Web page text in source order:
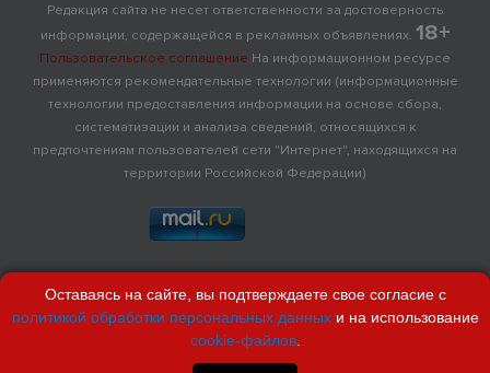
Редакция сайта не несет ответственности за достоверность
информации, содержащейся в рекламных объявлениях. 18+
Пользовательское соглашение На информационном ресурсе
применяются рекомендательные технологии (информационные
технологии предоставления информации на основе сбора,
систематизации и анализа сведений, относящихся к
предпочтениям пользователей сети "Интернет", находящихся на
территории Российской Федерации)
Оставаясь на сайте, вы подтверждаете свое согласие с
политикой обработки персональных данныхи на использование
cookie-файлов.